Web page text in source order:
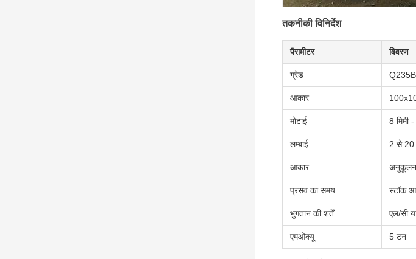
तकनीकी विनिर्देश
पैरामीटर विवरण
ग्रेड
आकार
मोटाई 8 मिमी
लम्बाई 2 से 20
आकार अनुकूलन
प्रसव का समय स्टॉक
भुगतान की शर्तें एल/सी
एमओक्यू 5 टन